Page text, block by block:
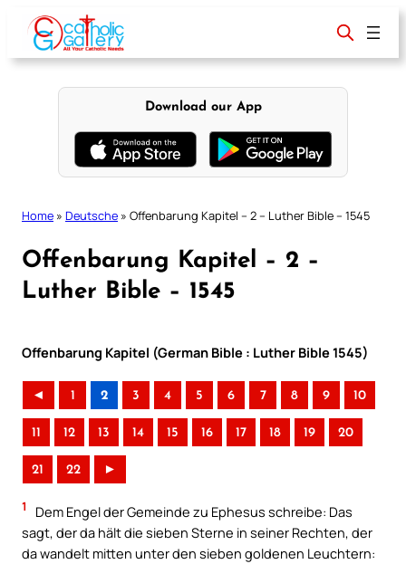
content
Download our App
Home » Deutsche » Offenbarung Kapitel – 2 – Luther Bible – 1545
Offenbarung Kapitel – 2 –
Luther Bible – 1545
Offenbarung Kapitel (German Bible : Luther Bible 1545)
◄ 1 2 3 4 5 6 7 8 9 10
11 12 13 14 15 16 17 18 19 20
21 22 ►
1
Dem Engel der Gemeinde zu Ephesus schreibe: Das
sagt, der da hält die sieben Sterne in seiner Rechten, der
da wandelt mitten unter den sieben goldenen Leuchtern: